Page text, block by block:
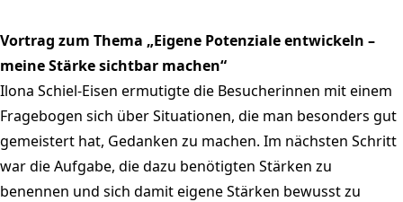
Vortrag zum Thema „Eigene Potenziale entwickeln –
meine Stärke sichtbar machen“
Ilona Schiel-Eisen ermutigte die Besucherinnen mit einem
Fragebogen sich über Situationen, die man besonders gut
gemeistert hat, Gedanken zu machen. Im nächsten Schritt
war die Aufgabe, die dazu benötigten Stärken zu
benennen und sich damit eigene Stärken bewusst zu